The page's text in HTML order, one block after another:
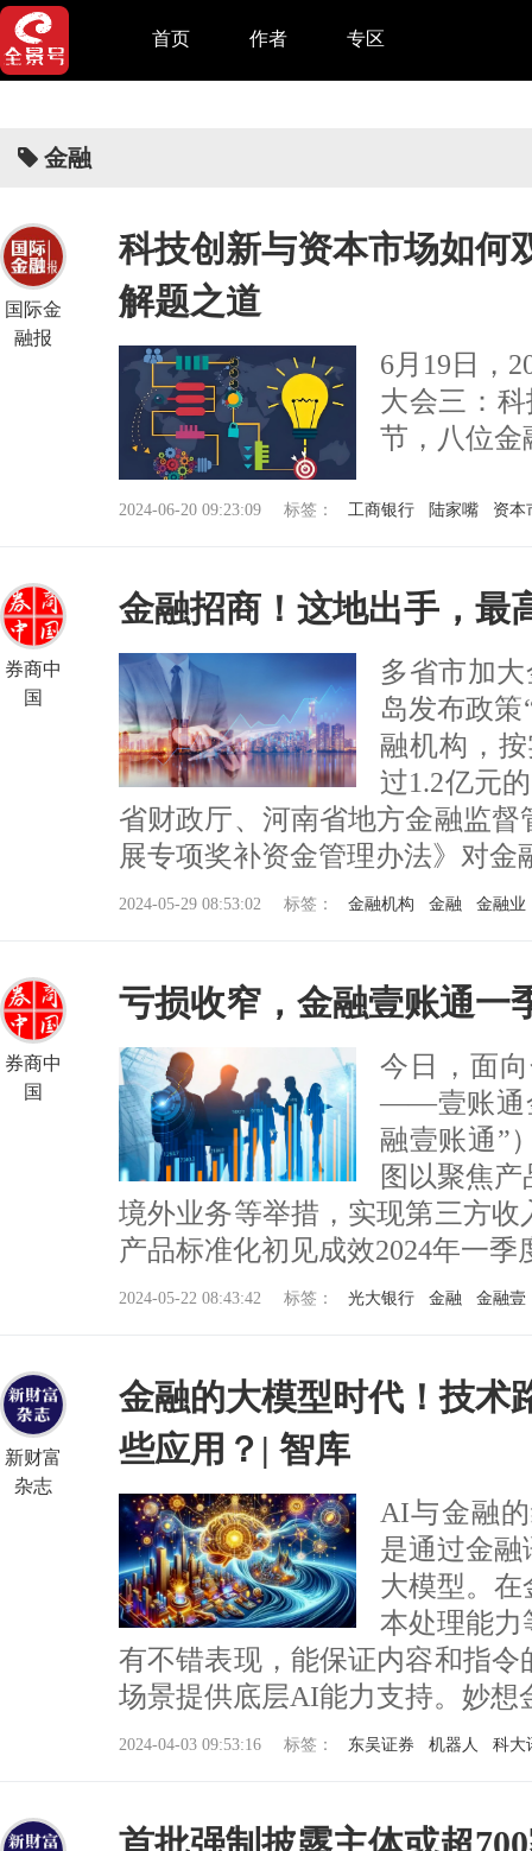
首页 作者 专区
金融
国际金
融报
科技创新与资本市场如何
解题之道
6月19日，
大会三：
节，八位金
2024-06-20 09:23:09 标签： 工商银行 陆家嘴 资本
券商中
国
金融招商！这地出手，最
多省市加
岛发布政
融机构，
过1.2亿元
省财政厅、河南省地方金融监
展专项奖补资金管理办法》对金
2024-05-29 08:53:02 标签： 金融机构 金融 金融业
券商中
国
亏损收窄，金融壹账通一
今日，面
——壹账通
融壹账通”
图以聚焦
境外业务等举措，实现第三方
产品标准化初见成效2024年一季
2024-05-22 08:43:42 标签： 光大银行 金融 金融壹
新财富
杂志
金融的大模型时代！技术
些应用？| 智库
AI与金融
是通过金
大模型。
本处理能力
有不错表现，能保证内容和指
场景提供底层AI能力支持。妙想
2024-04-03 09:53:16 标签： 东吴证券 机器人 科大